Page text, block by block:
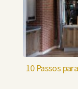
10 Passos